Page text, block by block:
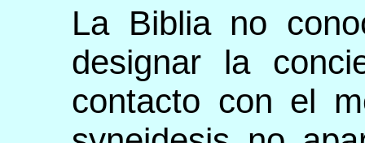
La Biblia no
designar la
contacto con el